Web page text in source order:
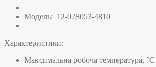
Модель: 12-028053-4810
Характеристики:
Максимальна робоча температура, °C